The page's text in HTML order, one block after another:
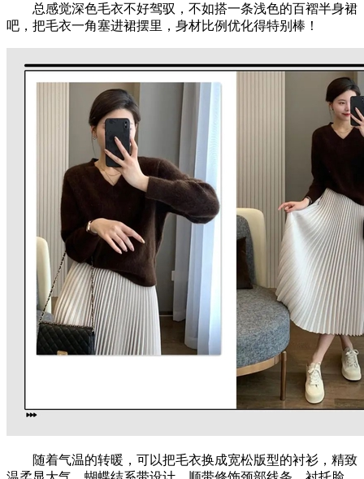
总感觉深色毛衣不好驾驭，不如搭一条浅色的百褶半身裙
吧，把毛衣一角塞进裙摆里，身材比例优化得特别棒！
随着气温的转暖，可以把毛衣换成宽松版型的衬衫，精致